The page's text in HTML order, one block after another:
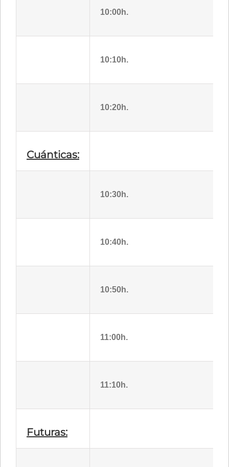
10:00h.
10:10h.
10:20h.
Cuánticas:
10:30h.
10:40h.
10:50h.
11:00h.
11:10h.
Futuras: